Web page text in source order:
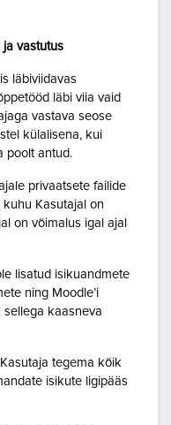
vastutus
läbiviidavas
läbi viia vaid
vastava seose
külalisena, kui
poolt antud.
privaatsete failide
kuhu Kasutajal on
on võimalus igal ajal
lisatud isikuandmete
ning Moodle’i
sellega kaasneva
tegema kõik
isikute ligipääs